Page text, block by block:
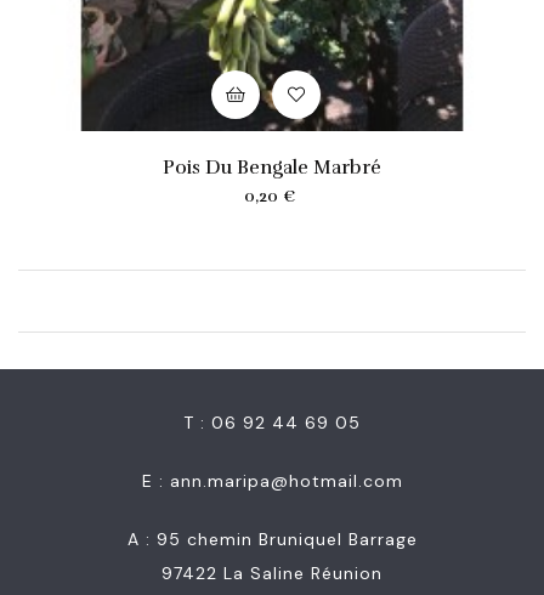
Pois Du Bengale Marbré
Prix
0,20 €
T : 06 92 44 69 05
E : ann.maripa@hotmail.com
A : 95 chemin Bruniquel Barrage
97422 La Saline Réunion